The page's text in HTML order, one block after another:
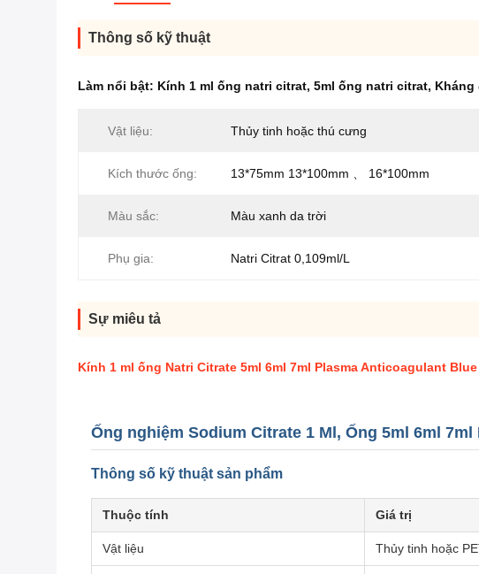
Thông số kỹ thuật
Làm nổi bật: Kính 1 ml ống natri citrat, 5ml ống natri citrat, Kháng
Vật liệu: Thủy tinh hoặc thú cưng
Kích thước ống: 13*75mm 13*100mm 、 16*100mm
Màu sắc: Màu xanh da trời
Phụ gia: Natri Citrat 0,109ml/L
Sự miêu tả
Kính 1 ml ống Natri Citrate 5ml 6ml 7ml Plasma Anticoagulant
Ống nghiệm Sodium Citrate 1 Ml, Ống 5ml 6ml
Thông số kỹ thuật sản phẩm
Thuộc tính Giá trị
Vật liệu Thủy tinh hoặc